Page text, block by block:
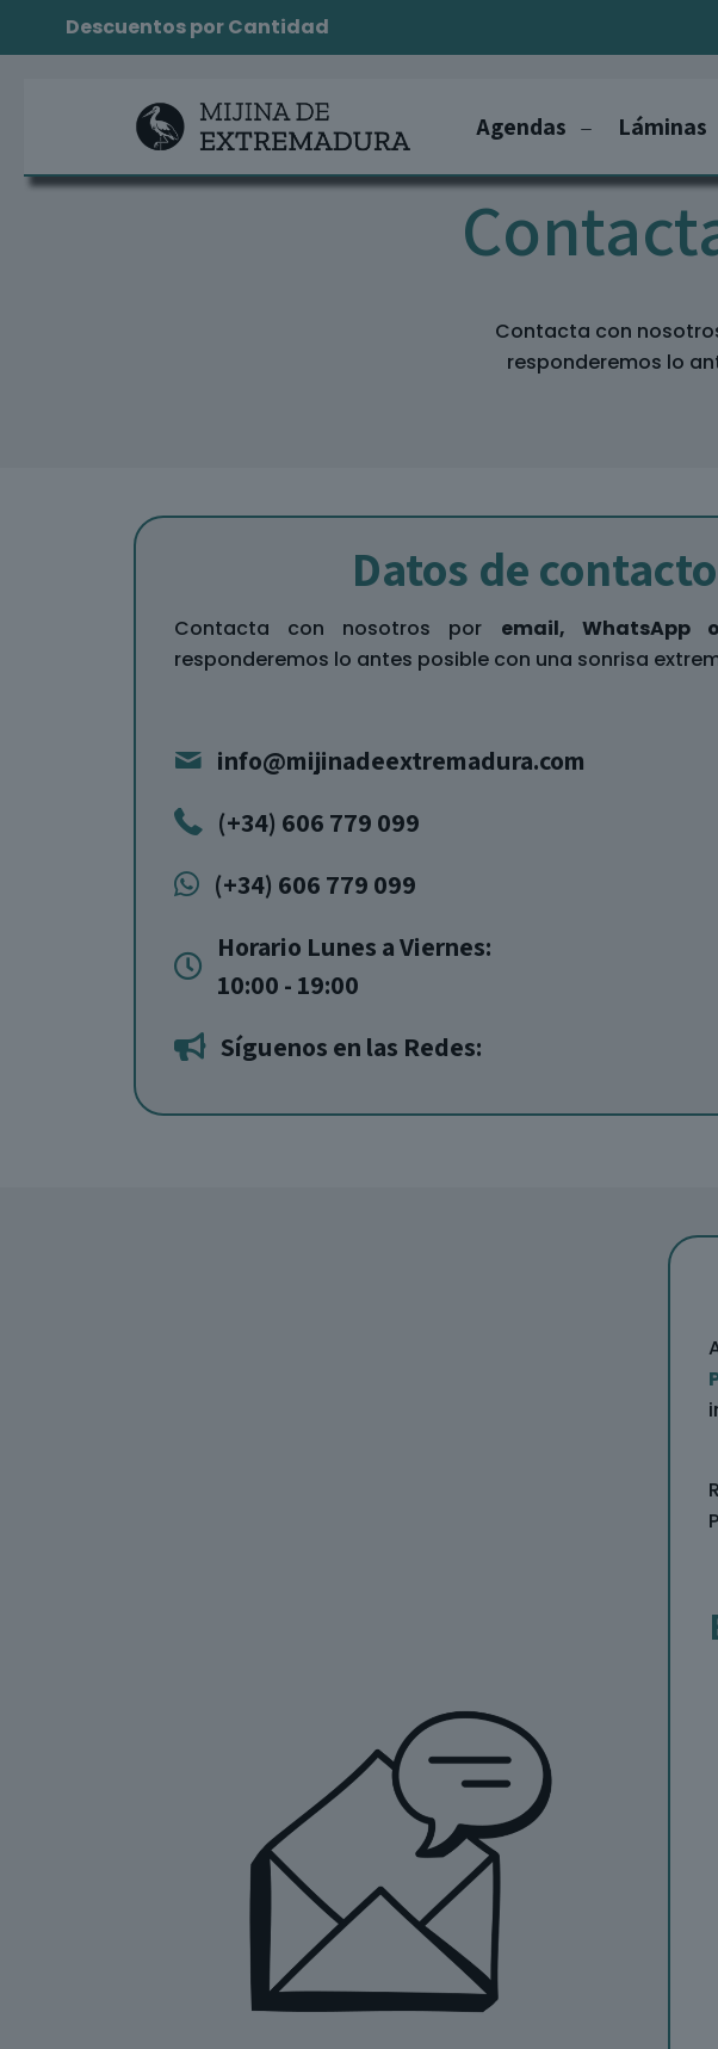
Descuentos por Cantidad
Agendas Láminas
Contacta con
responderemos lo
Datos de contacto
Contacta con nosotros por email, WhatsApp
responderemos lo antes posible con una sonrisa
info@mijinadeextremadura.com
(+34) 606 779 099
(+34) 606 779 099
Horario Lunes a Viernes:
10:00 - 19:00
Síguenos en las Redes: